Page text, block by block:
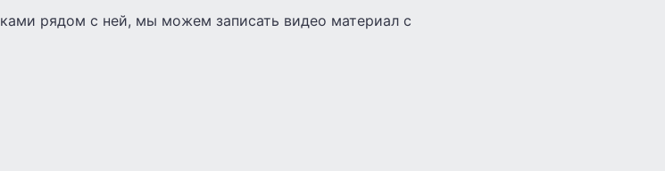
рядом с ней, мы можем записать видео материал с